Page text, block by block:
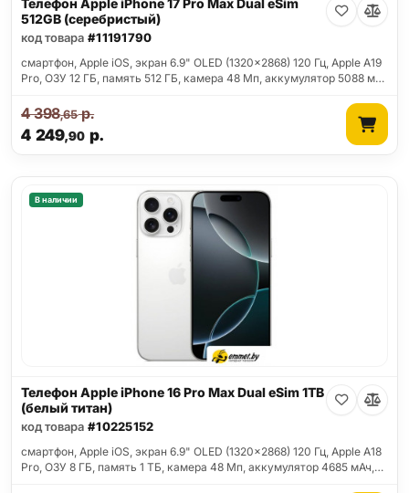
Телефон Apple iPhone 17 Pro Max Dual eSim
512GB (серебристый)
код товара #11191790
смартфон, Apple iOS, экран 6.9" OLED (1320x2868) 120 Гц, Apple A19
Pro, ОЗУ 12 ГБ, память 512 ГБ, камера 48 Мп, аккумулятор 5088 м…
4 249,90 р.
4 398,65р.
В наличии
Телефон Apple iPhone 16 Pro Max Dual eSim 1TB
(белый титан)
код товара #10225152
смартфон, Apple iOS, экран 6.9" OLED (1320x2868) 120 Гц, Apple A18
Pro, ОЗУ 8 ГБ, память 1 ТБ, камера 48 Мп, аккумулятор 4685 мАч,…